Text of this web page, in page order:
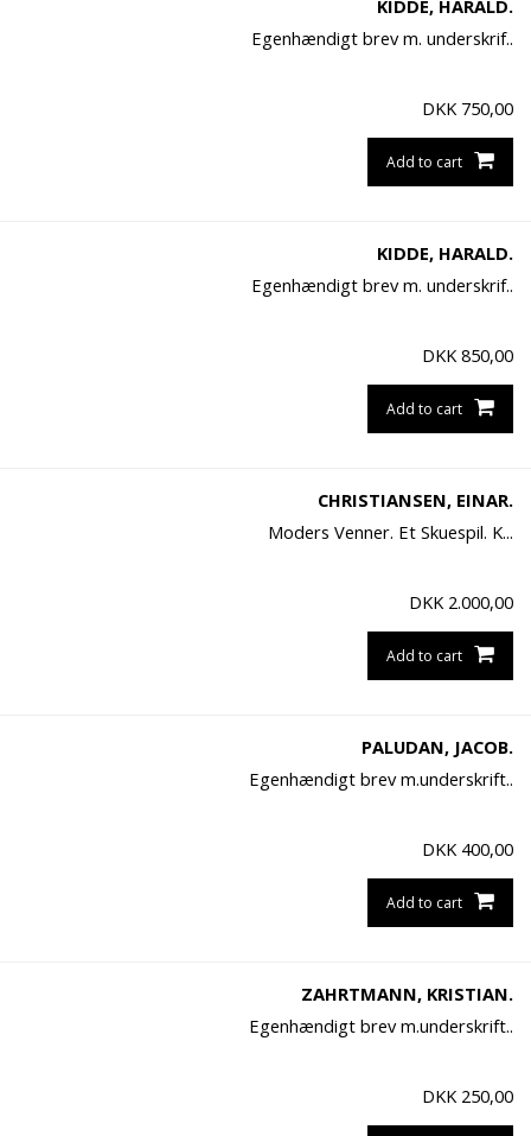
KIDDE, HARALD.
Egenhændigt brev m. underskrif..
DKK 750,00
Add to cart
KIDDE, HARALD.
Egenhændigt brev m. underskrif..
DKK 850,00
Add to cart
CHRISTIANSEN, EINAR.
Moders Venner. Et Skuespil. K...
DKK 2.000,00
Add to cart
PALUDAN, JACOB.
Egenhændigt brev m.underskrift..
DKK 400,00
Add to cart
ZAHRTMANN, KRISTIAN.
Egenhændigt brev m.underskrift..
DKK 250,00